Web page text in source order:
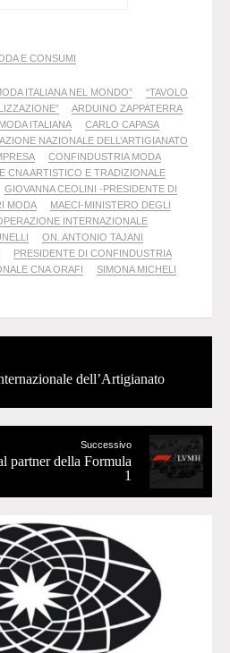
E CONSUMI
ITALIANA NEL MONDO”
“TAVOLO
ARDUINO ZAPPATERRA
ITALIANA
CARLO CAPASA
NAZIONALE DELL’ARTIGIANATO
CONFINDUSTRIA MODA
CNA ARTISTICO E TRADIZIONALE
GIOVANNA CEOLINI -PRESIDENTE DI
MODA
MAECI-MINISTERO DEGLI
INTERNAZIONALE
ON. ANTONIO TAJANI
PRESIDENTE DI CONFINDUSTRIA
CNA ORAFI SIMONA MICHELI
dell’Artigianato
Successivo
partner della Formula
1